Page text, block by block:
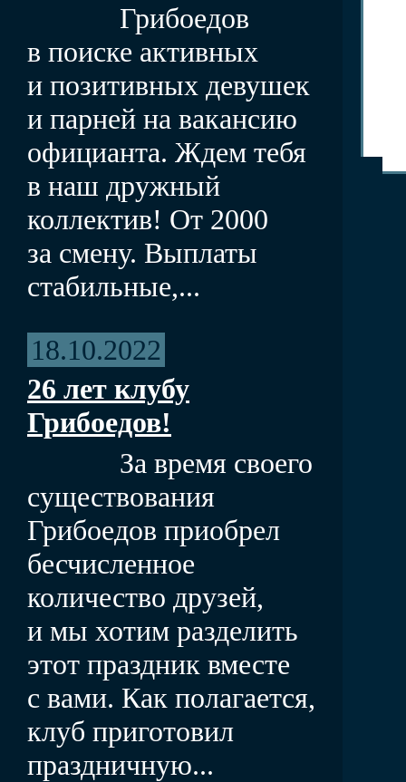
Грибоедов
в поиске активных
и позитивных девушек
и парней на вакансию
официанта. Ждем тебя
в наш дружный
коллектив! От 2000
за смену. Выплаты
стабильные,...
18.10.2022
26 лет клубу
Грибоедов!
За время своего
существования
Грибоедов приобрел
бесчисленное
количество друзей,
и мы хотим разделить
этот праздник вместе
с вами. Как полагается,
клуб приготовил
праздничную...